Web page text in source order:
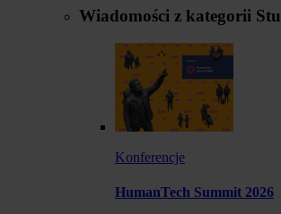
Wiadomości z kategorii
Konferencje
HumanTech Summit 2026